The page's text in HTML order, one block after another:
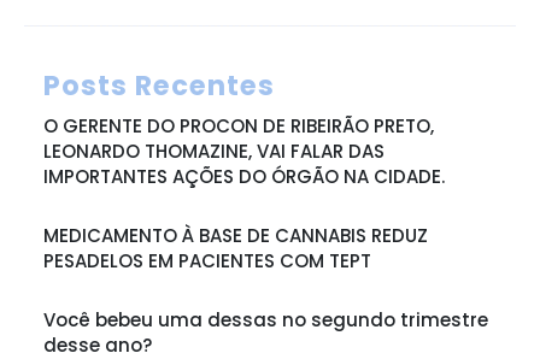
Posts Recentes
O GERENTE DO PROCON DE RIBEIRÃO PRETO,
LEONARDO THOMAZINE, VAI FALAR DAS
IMPORTANTES AÇÕES DO ÓRGÃO NA CIDADE.
MEDICAMENTO À BASE DE CANNABIS REDUZ
PESADELOS EM PACIENTES COM TEPT
Você bebeu uma dessas no segundo trimestre
desse ano?